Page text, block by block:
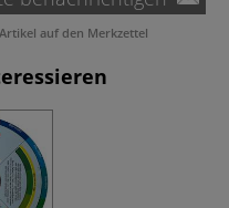
Artikel auf den Merkzettel